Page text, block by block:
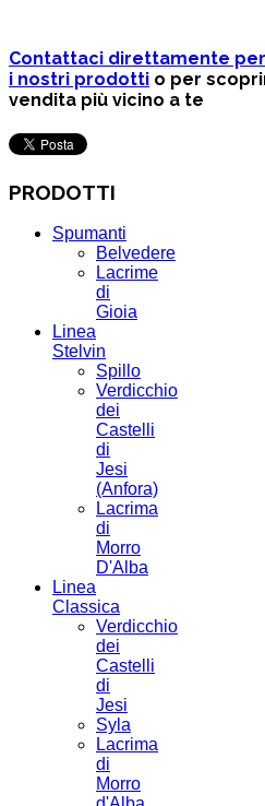
Contattaci direttamente
i nostri prodotti o per
vendita più vicino a te
PRODOTTI
Spumanti
Belvedere
Lacrime
di
Gioia
Linea
Stelvin
Spillo
Verdicchio
dei
Castelli
di
Jesi
(Anfora)
Lacrima
di
Morro
D'Alba
Linea
Classica
Verdicchio
dei
Castelli
di
Jesi
Syla
Lacrima
di
Morro